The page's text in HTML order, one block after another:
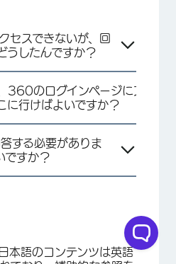
セスできないが、回
うしたんですか？
360のログインページにアクセ
に行けばよいですか？
する必要がありま
ですか？
本語のコンテンツは英語